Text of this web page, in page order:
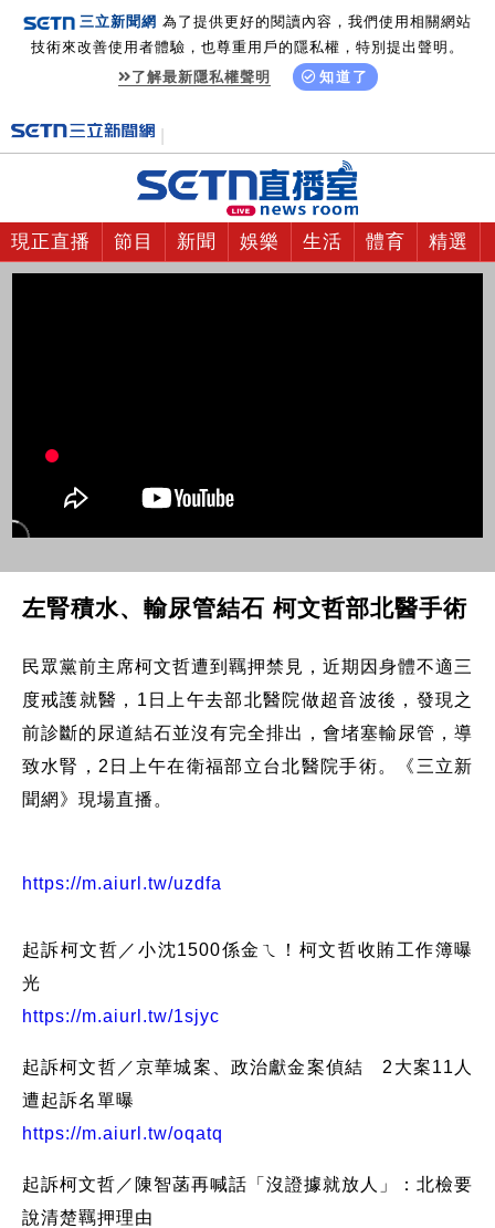
三立新聞網 為了提供更好的閱讀內容，我們使用相關網站
技術來改善使用者體驗，也尊重用戶的隱私權，特別提出聲明。
了解最新隱私權聲明
知道了
現正直播 節目 新聞 娛樂 生活 體育 精選
左腎積水、輸尿管結石 柯文哲部北醫手術
民眾黨前主席柯文哲遭到羈押禁見，近期因身體不適三
度戒護就醫，1日上午去部北醫院做超音波後，發現之
前診斷的尿道結石並沒有完全排出，會堵塞輸尿管，導
致水腎，2日上午在衛福部立台北醫院手術。《三立新
聞網》現場直播。
https://m.aiurl.tw/uzdfa
起訴柯文哲／小沈1500係金ㄟ！柯文哲收賄工作簿曝
光
https://m.aiurl.tw/1sjyc
起訴柯文哲／京華城案、政治獻金案偵結 2大案11人
遭起訴名單曝
https://m.aiurl.tw/oqatq
起訴柯文哲／陳智菡再喊話「沒證據就放人」：北檢要
說清楚羈押理由